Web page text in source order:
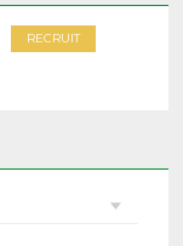
RECRUIT